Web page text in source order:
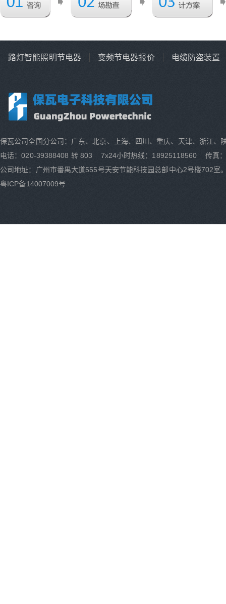
路灯智能照明节电器 变频节电器报价 电缆防盗装置
保瓦公司全国分公司：广东、北京、上海、四川、重庆、天津、浙江
电话：020-39388408 转 803 7x24小时热线：18925118560 传真
公司地址：广州市番禺大道555号天安节能科技园总部中心2号楼702室
粤ICP备14007009号